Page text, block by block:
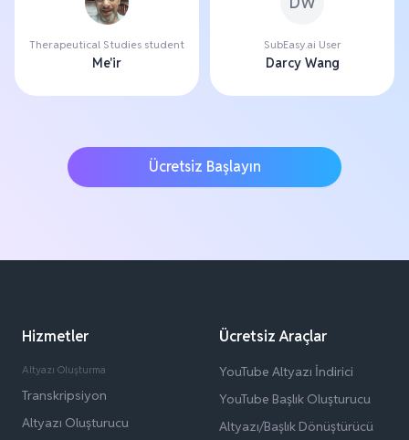
Therapeutical Studies student
Me'ir
SubEasy.ai User
Darcy Wang
Ücretsiz Başlayın
Hizmetler
Altyazı Oluşturma
Transkripsiyon
Altyazı Oluşturucu
Ücretsiz Araçlar
YouTube Altyazı İndirici
YouTube Başlık Oluşturucu
Altyazı/Başlık Dönüştürücü